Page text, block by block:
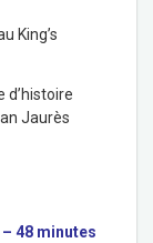
King’s
d’histoire
Jaurès
48 minutes